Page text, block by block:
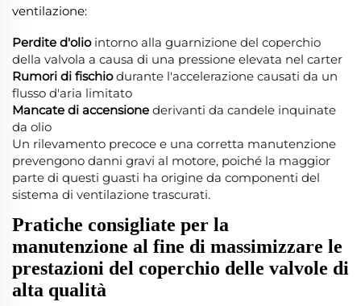
ventilazione:
Perdite d'olio intorno alla guarnizione del coperchio
della valvola a causa di una pressione elevata nel carter
Rumori di fischiodurante l'accelerazione causati da un
flusso d'aria limitato
Mancate di accensione derivanti da candele inquinate
da olio
Un rilevamento precoce e una corretta manutenzione
prevengono danni gravi al motore, poiché la maggior
parte di questi guasti ha origine da componenti del
sistema di ventilazione trascurati.
Pratiche consigliate per la
manutenzione al fine di massimizzare le
prestazioni del coperchio delle valvole di
alta qualità